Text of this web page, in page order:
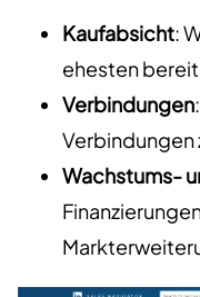
Kaufabsicht:
ehesten
Verbindungen
Verbindungen
Wachstums-